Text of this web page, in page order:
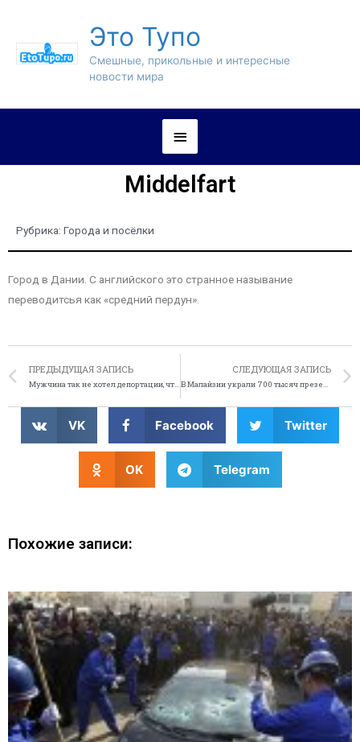
Это Тупо
Смешные, прикольные и интересные
новости мира
Middelfart
Рубрика: Города и посёлки
Город в Дании. С английского это странное называние
переводитсья как «средний пердун».
ПРЕДЫДУЩАЯ ЗАПИСЬ
Мужчина так не хотел депортации, что отрезал член
СЛЕДУЮЩАЯ ЗАПИСЬ
В Малайзии украли 700 тысяч презервативов
VK Facebook Twitter
OK Telegram
Похожие записи: